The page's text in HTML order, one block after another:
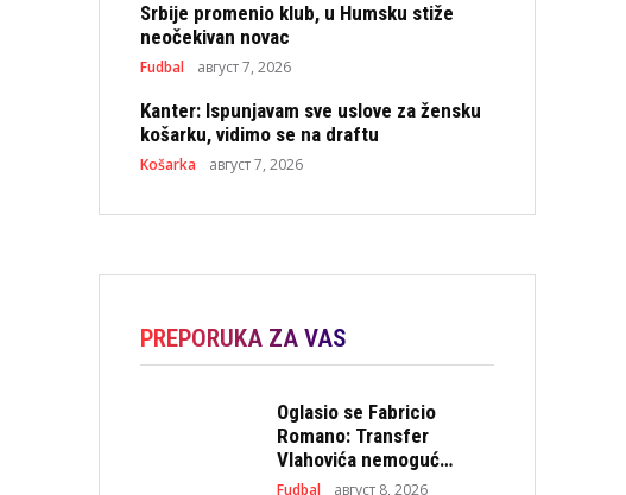
Srbije promenio klub, u Humsku stiže
neočekivan novac
Fudbal август 7, 2026
Kanter: Ispunjavam sve uslove za žensku
košarku, vidimo se na draftu
Košarka август 7, 2026
PREPORUKA ZA VAS
Oglasio se Fabricio
Romano: Transfer
Vlahovića nemoguć…
Fudbal август 8, 2026